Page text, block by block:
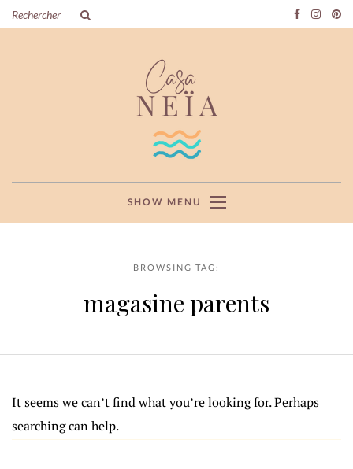
SHOW MENU
BROWSING TAG:
magasine parents
It seems we can’t find what you’re looking for. Perhaps
searching can help.